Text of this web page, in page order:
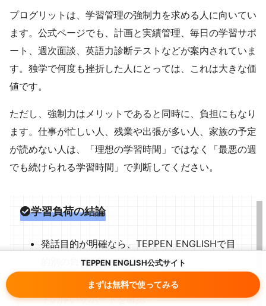
TEPPEN ENGLISH公式サイト
まずは無料で使ってみる
プログリットは、学習管理の強制力を求める人に向いてい
ます。公式ページでも、計画と実績管理、毎日の学習サポ
ート、週次面談、英語力診断テストなどが案内されていま
す。独学で何度も挫折した人にとっては、これは大きな価
値です。
ただし、強制力はメリットであると同時に、負担にもなり
ます。仕事が忙しい人、残業や出張が多い人、家族の予定
が読めない人は、「理想の学習時間」ではなく「最悪の週
でも続けられる学習時間」で判断してください。
学習負荷の結論
発話目的が明確なら、TEPPEN ENGLISHで目
的別の負荷設計を確認
学習管理の強制力がほしいなら、プログリッ
トの厚いサポートを確認